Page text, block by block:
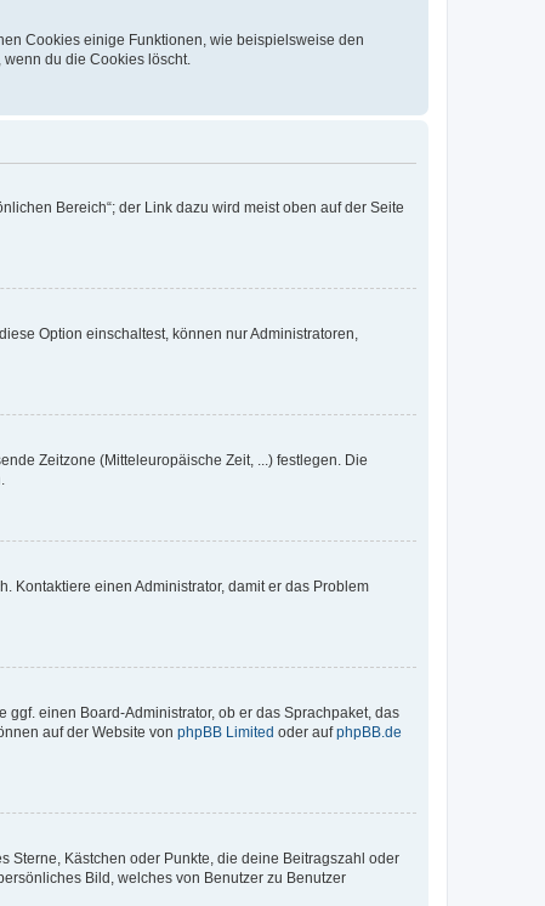
Cookies einige Funktionen, wie beispielsweise den
du die Cookies löscht.
Bereich“; der Link dazu wird meist oben auf der Seite
Option einschaltest, können nur Administratoren,
Zeitzone (Mitteleuropäische Zeit, ...) festlegen. Die
Kontaktiere einen Administrator, damit er das Problem
einen Board-Administrator, ob er das Sprachpaket, das
auf der Website von phpBB Limited oder aufphpBB.de
Sterne, Kästchen oder Punkte, die deine Beitragszahl oder
Bild, welches von Benutzer zu Benutzer